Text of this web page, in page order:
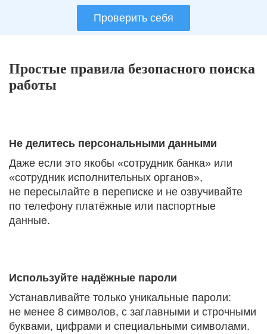
Проверить себя
Простые правила безопасного поиска
работы
Не делитесь персональными данными
Даже если это якобы «сотрудник банка» или
«сотрудник исполнительных органов»,
не пересылайте в переписке и не озвучивайте
по телефону платёжные или паспортные
данные.
Используйте надёжные пароли
Устанавливайте только уникальные пароли:
не менее 8 символов, с заглавными и строчными
буквами, цифрами и специальными символами.